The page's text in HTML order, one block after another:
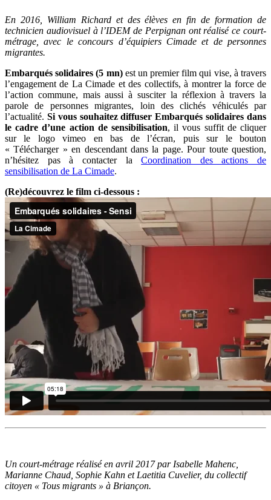
En 2016, William Richard et des élèves en fin de formation de
technicien audiovisuel à l’IDEM de Perpignan ont réalisé ce court-
métrage, avec le concours d’équipiers Cimade et de personnes
migrantes.
Embarqués solidaires (5 mn) est un premier film qui vise, à travers
l’engagement de La Cimade et des collectifs, à montrer la force de
l’action commune, mais aussi à susciter la réflexion à travers la
parole de personnes migrantes, loin des clichés véhiculés par
l’actualité. Si vous souhaitez diffuser Embarqués solidaires dans
le cadre d’une action de sensibilisation, il vous suffit de cliquer
sur le logo vimeo en bas de l’écran, puis sur le bouton
« Télécharger » en descendant dans la page. Pour toute question,
n’hésitez pas à contacter laCoordination des actions de
sensibilisation de La Cimade.
(Re)découvrez le film ci-dessous :
Un court-métrage réalisé en avril 2017 par Isabelle Mahenc,
Marianne Chaud, Sophie Kahn et Laetitia Cuvelier, du collectif
citoyen « Tous migrants » à Briançon.